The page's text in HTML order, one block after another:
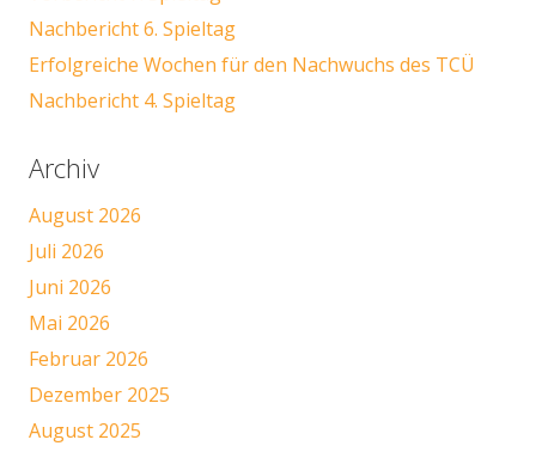
Nachbericht 6. Spieltag
Erfolgreiche Wochen für den Nachwuchs des TCÜ
Nachbericht 4. Spieltag
Archiv
August 2026
Juli 2026
Juni 2026
Mai 2026
Februar 2026
Dezember 2025
August 2025